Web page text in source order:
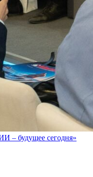
– будущее сегодня»